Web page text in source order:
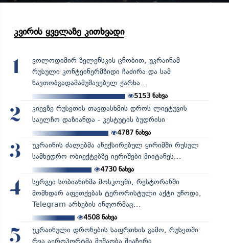
კვირის ყველაზე კითხვადი
1
ვოლოდიმირ ზელენსკის ცნობით, უკრაინამ
რუსული კონტეინერმზიდი ჩაძირა და სამ
ნავთობგადამამუშავებელ ქარხა...
5153 ნახვა
2
კიევზე რუსეთის თავდასხმის დროს ლიეტუვის
საელჩო დაზიანდა - კესტუტის ბუდრისი
4787ნახვა
3
უკრაინის ძალებმა ანექსირებულ ყირიმში რუსულ
სამხედრო ობიექტებზე იერიშები მიიტანეს...
4730ნახვა
4
სერგეი სობიანინმა მოსკოვში, რესტორანში
მომხდარ აფეთქებას ტერორისტული აქტი უწოდა,
Telegram-არხების ინფორმაც...
4508ნახვა
5
უკრაინული დრონების საფრთხის გამო, რუსეთში